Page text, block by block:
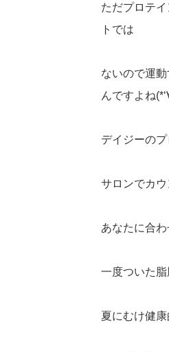
ただプロテ
トでは
ないので運
んですよね
デイジーの
サロンでカ
あなたに合
一度ついた脂
夏にむけ健